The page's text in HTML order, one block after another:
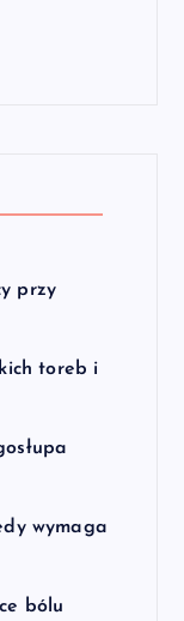
przy
toreb i
wymaga
bólu